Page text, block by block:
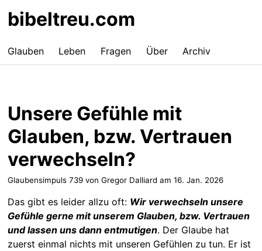
bibeltreu.com
Glauben Leben Fragen Über Archiv
Unsere Gefühle mit
Glauben, bzw. Vertrauen
verwechseln?
Glaubensimpuls 739 von Gregor Dalliard am 16. Jan. 2026
Das gibt es leider allzu oft: Wir verwechseln unsere
Gefühle gerne mit unserem Glauben, bzw. Vertrauen
und lassen uns dann entmutigen. Der Glaube hat
zuerst einmal nichts mit unseren Gefühlen zu tun. Er ist